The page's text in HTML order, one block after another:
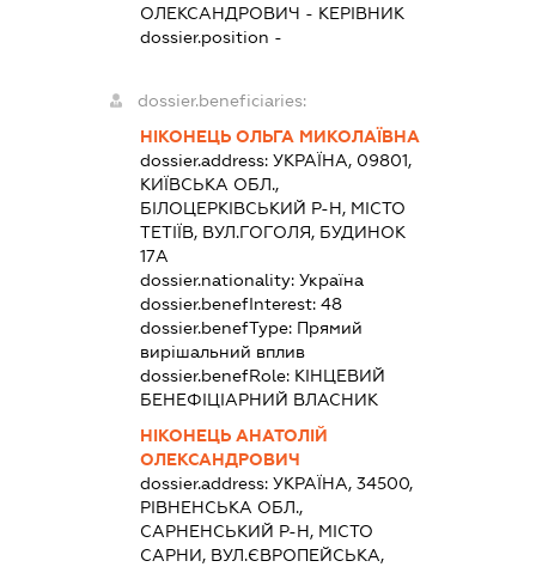
ОЛЕКСАНДРОВИЧ - КЕРІВНИК
dossier.position -
dossier.beneficiaries:
НІКОНЕЦЬ ОЛЬГА МИКОЛАЇВНА
dossier.address: УКРАЇНА, 09801,
КИЇВСЬКА ОБЛ.,
БІЛОЦЕРКІВСЬКИЙ Р-Н, МІСТО
ТЕТІЇВ, ВУЛ.ГОГОЛЯ, БУДИНОК
17А
dossier.nationality: Україна
dossier.benefInterest: 48
dossier.benefType: Прямий
вирішальний вплив
dossier.benefRole: КІНЦЕВИЙ
БЕНЕФІЦІАРНИЙ ВЛАСНИК
НІКОНЕЦЬ АНАТОЛІЙ
ОЛЕКСАНДРОВИЧ
dossier.address: УКРАЇНА, 34500,
РІВНЕНСЬКА ОБЛ.,
САРНЕНСЬКИЙ Р-Н, МІСТО
САРНИ, ВУЛ.ЄВРОПЕЙСЬКА,